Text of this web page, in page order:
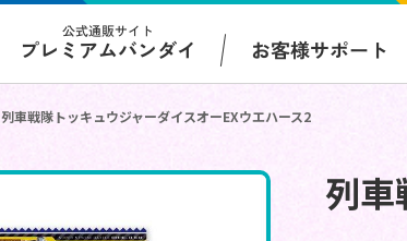
公式通販サイト
プレミアムバンダイ お客様サポート
列車戦隊トッキュウジャーダイスオーEXウエハース2
列車